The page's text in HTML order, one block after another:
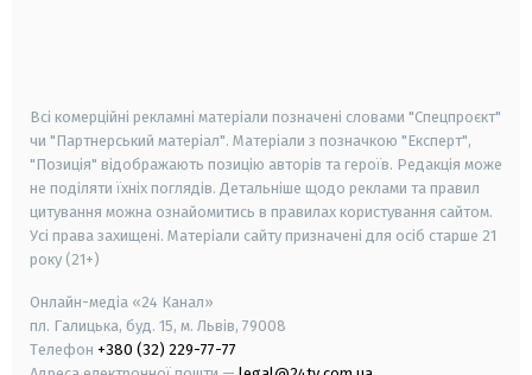
Всі комерційні рекламні матеріали позначені словами "Спецпроєкт"
чи "Партнерський матеріал". Матеріали з позначкою "Експерт",
"Позиція" відображають позицію авторів та героїв. Редакція може
не поділяти їхніх поглядів. Детальніше щодо реклами та правил
цитування можна ознайомитись в правилах користування сайтом.
Усі права захищені. Матеріали сайту призначені для осіб старше 21
року (21+)
Онлайн-медіа «24 Канал»
пл. Галицька, буд. 15, м. Львів, 79008
Телефон +380 (32) 229-77-77